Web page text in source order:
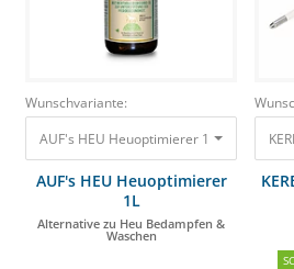
Wunschvariante:
AUF's HEU Heuoptimierer 1L Alternative
AUF's HEU Heuoptimierer
1L
Alternative zu Heu Bedampfen &
Waschen